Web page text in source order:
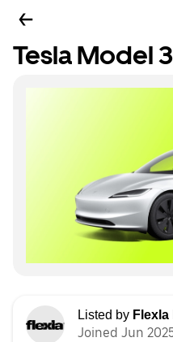
Tesla Model 3
Listed by Flexla
Joined Jun